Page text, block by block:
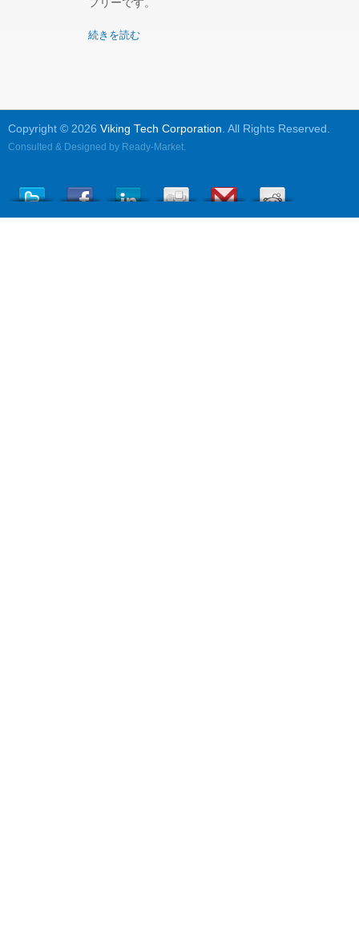
フリーです。
続きを読む
Copyright © 2026 Viking Tech Corporation. All Rights Reserved.
Consulted & Designed by Ready-Market.